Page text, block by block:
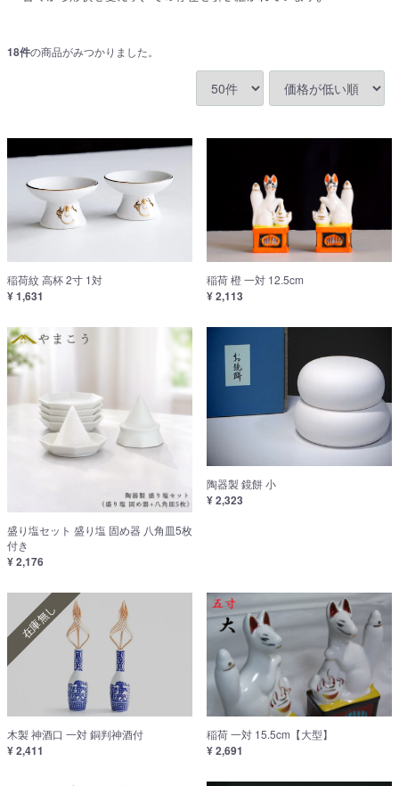
18件の商品がみつかりました。
稲荷紋 高杯 2寸 1対
¥ 1,631
稲荷 橙 一対 12.5cm
¥ 2,113
盛り塩セット 盛り塩 固め器 八角皿5枚
付き
¥ 2,176
陶器製 鏡餅 小
¥ 2,323
在庫無し
木製 神酒口 一対 銅判神酒付
¥ 2,411
稲荷 一対 15.5cm【大型】
¥ 2,691